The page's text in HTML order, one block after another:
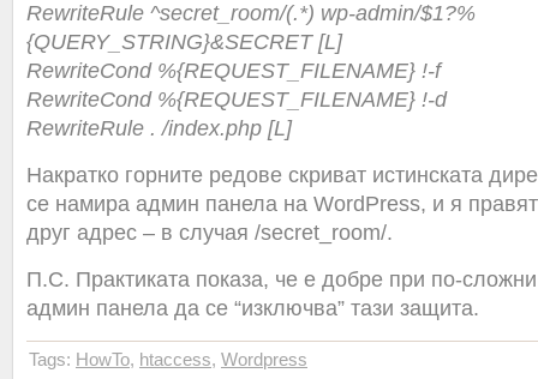
RewriteRule ^secret_room/(.*) wp-admin/$1?%
{QUERY_STRING}&SECRET [L]
RewriteCond %{REQUEST_FILENAME} !-f
RewriteCond %{REQUEST_FILENAME} !-d
RewriteRule . /index.php [L]
Накратко горните редoве скриват истинската
се намира админ панела на WordPress, и я
друг адрес – в случая /secret_room/.
П.С. Практиката показа, че е добре при по-
админ панела да се “изключва” тази защита.
Tags: HowTo, htaccess, Wordpress